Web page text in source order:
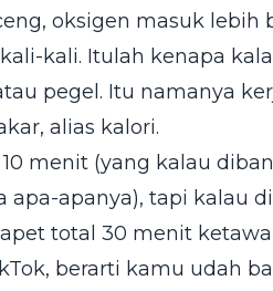
oksigen masuk lebih
kali. Itulah kenapa
pegel. Itu namanya
alias kalori.
menit (yang kalau
apanya), tapi kalau
total 30 menit
berarti kamu udah